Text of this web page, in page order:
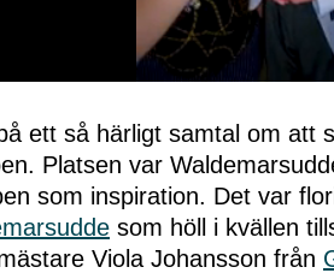
ett så härligt samtal om att
Platsen var
som inspiration. Det var
som höll i kvällen
Viola Johansson från